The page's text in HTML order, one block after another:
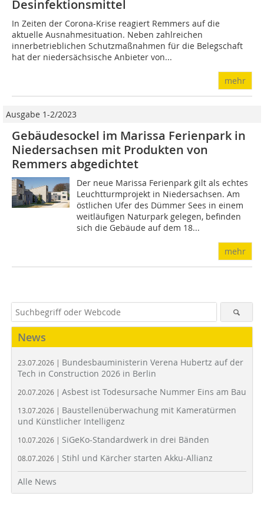
Desinfektionsmittel
In Zeiten der Corona-Krise reagiert Remmers auf die
aktuelle Ausnahmesituation. Neben zahlreichen
innerbetrieblichen Schutzmaßnahmen für die Belegschaft
hat der niedersächsische Anbieter von...
mehr
Ausgabe 1-2/2023
Gebäudesockel im Marissa Ferienpark in
Niedersachsen mit Produkten von
Remmers abgedichtet
Der neue Marissa Ferienpark gilt als echtes
Leuchtturmprojekt in Niedersachsen. Am
östlichen Ufer des Dümmer Sees in einem
weitläufigen Naturpark gelegen, befinden
sich die Gebäude auf dem 18...
mehr
News
23.07.2026 | Bundesbauministerin Verena Hubertz auf der
Tech in Construction 2026 in Berlin
20.07.2026 | Asbest ist Todesursache Nummer Eins am Bau
13.07.2026 | Baustellenüberwachung mit Kameratürmen
und Künstlicher Intelligenz
10.07.2026 | SiGeKo-Standardwerk in drei Bänden
08.07.2026 | Stihl und Kärcher starten Akku-Allianz
Alle News